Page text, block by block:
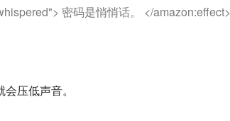
密码是悄悄话。 </amazon:effect>
压低声音。